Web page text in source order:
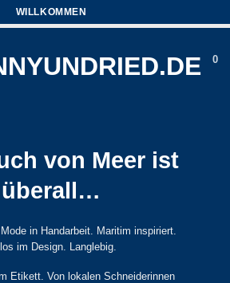
WILLKOMMEN
0
von Meer ist
überall…
in Handarbeit. Maritim inspiriert.
im Design. Langlebig.
Etikett. Von lokalen Schneiderinnen